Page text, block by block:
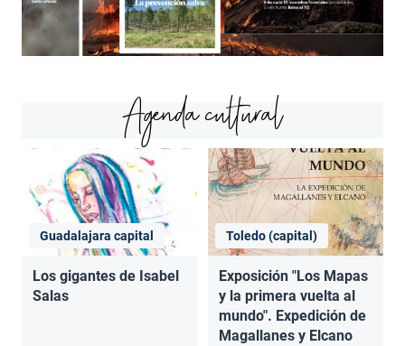
Agenda cultural
Guadalajara capital
Los gigantes de Isabel
Salas
Toledo (capital)
Exposición "Los Mapas
y la primera vuelta al
mundo". Expedición de
Magallanes y Elcano